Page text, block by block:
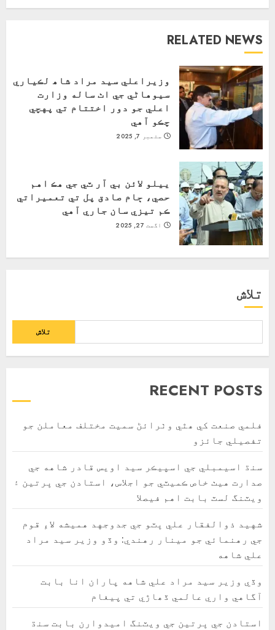
RELATED NEWS
وزيراعلي سيد مراد شاھ لڪياري
سيوهاڻي جي اٺ ساله وزارت
اعلي جو دور اختتام تي پهچي
چڪو آهي
ستمبر 7, 2025
ييلو لائن بي آر ٽي جي هڪ اهم
حصي، ڄام صادق پل تي تعميراتي
ڪم تيزي سان جاري آهي
اگست 27, 2025
تلاش
تلاش
RECENT POSTS
فلمي صنعت کي ھٿي وٺرائڻ سميت مختلف معاملن جو
تفصيلي جائزو
سنڌ اسيمبلي جي اسپيڪر سيد اويس قادر شاهه جي
صدارت هيٺ خاص ڪميٽي جو اجلاس، استادن جي ڀرتين ۽
ويٽنگ لسٽ بابت اهم فيصلا
شهيد ذوالفقار علي ڀٽو جي جدوجهد هميشه لاءِ قوم
جي رهنمائي جو مينار رهندي: وڏو وزير سيد مراد
علي شاهه
وڏي وزير سيد مراد علي شاهه پاران انا بابت
آگاهي واري عالمي ڏھاڙي تي پيغام
استادن جي ڀرتين جي ويٽنگ اميدوارن بابت سنڌ